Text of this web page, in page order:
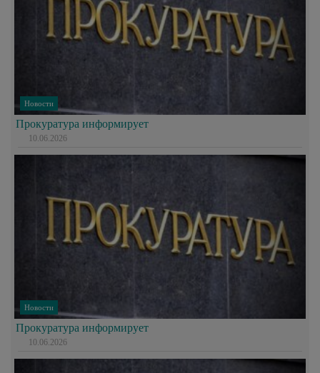
Новости
Прокуратура информирует
10.06.2026
Новости
Прокуратура информирует
10.06.2026